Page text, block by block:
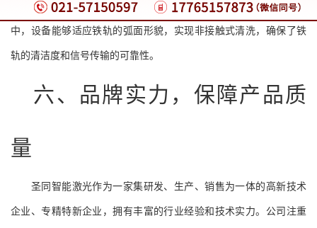
还是复杂曲面，激光除锈机都能轻松应对。例如，在铁轨除锈项目
中，设备能够适应铁轨的弧面形貌，实现非接触式清洗，确保了铁
轨的清洁度和信号传输的可靠性。
六、品牌实力，保障产品质
量
圣同智能激光作为一家集研发、生产、销售为一体的高新技术
企业、专精特新企业，拥有丰富的行业经验和技术实力。公司注重